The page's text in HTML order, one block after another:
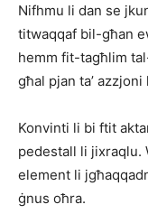
Nifhmu li dan se
titwaqqaf bil-għan
hemm fit-tagħlim
għal pjan ta’
Konvinti li bi ftit
pedestall li jixraqlu.
element li
ġnus oħra.